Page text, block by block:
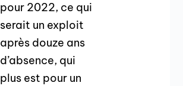
pour 2022, ce qui
serait un exploit
après douze ans
d’absence, qui
plus est pour un